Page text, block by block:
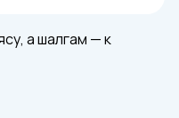
а шалгам — к